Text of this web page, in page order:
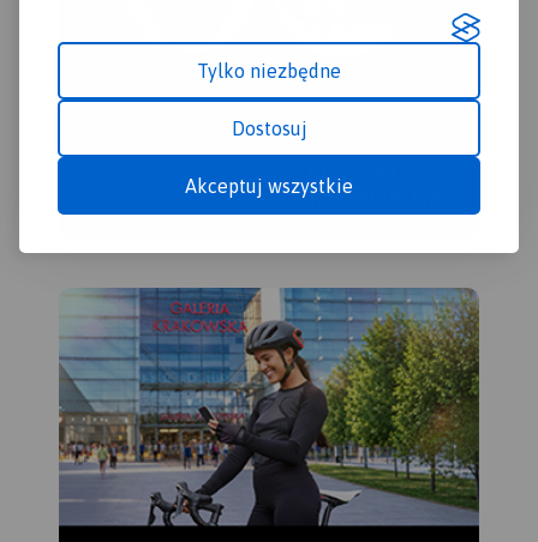
Tylko niezbędne
Dostosuj
Akceptuj wszystkie